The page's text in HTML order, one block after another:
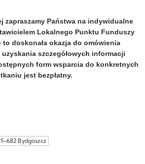
zapraszamy Państwa na indywidualne
Lokalnego Punktu Funduszy
doskonała okazja do omówienia
uzyskania szczegółowych informacji
form wsparcia do konkretnych
jest bezpłatny.
682 Bydgoszcz